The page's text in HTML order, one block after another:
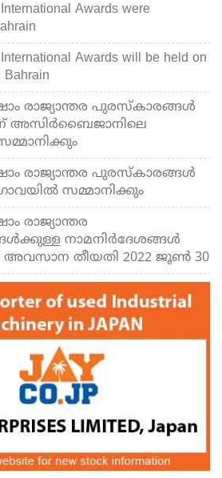
Awards were
Awards will be held on
Bahrain
രാജ്യാന്തര പുരസ്‌കാരങ്ങൾ
അസിർബൈജാനിലെ
രാജ്യാന്തര പുരസ്‌കാരങ്ങൾ
സമ്മാനിക്കും
രാജ്യാന്തര
നാമനിർദേശങ്ങൾ
അവസാന തീയതി 2022 ജൂൺ 30